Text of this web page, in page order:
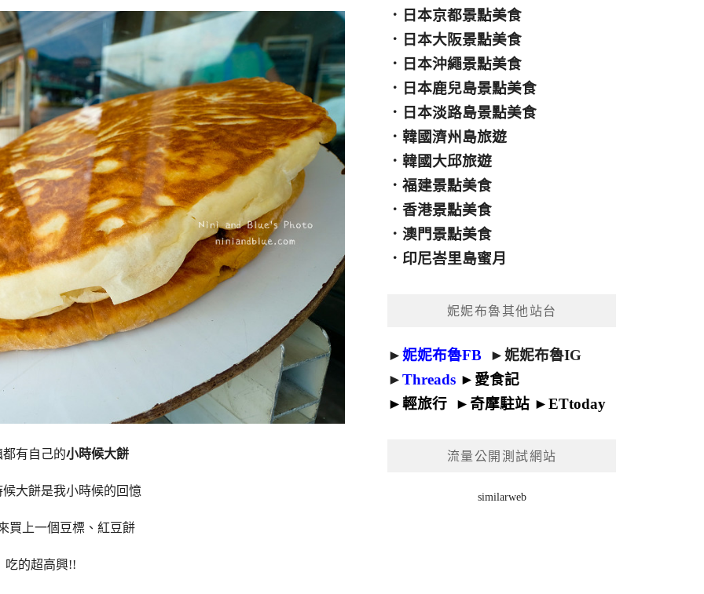
有自己的小時候大餅
大餅是我小時候的回憶
買上一個豆標、紅豆餅
吃的超高興!!
． 日本京都景點美食
． 日本大阪景點美食
． 日本沖繩景點美食
． 日本鹿兒島景點美食
． 日本淡路島景點美食
．韓國濟州島旅遊
．韓國大邱旅遊
．福建景點美食
．香港景點美食
．澳門景點美食
． 印尼峇里島蜜月
妮妮布魯其他站台
►妮妮布魯FB ►妮妮布魯IG
►Threads ► 愛食記
►輕旅行 ► 奇摩駐站 ►ETtoday
流量公開測試網站
similarweb